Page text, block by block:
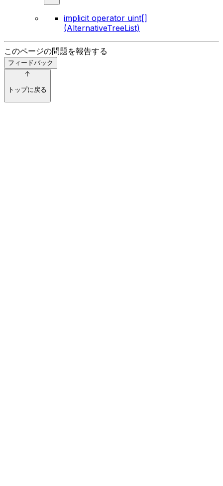
implicit operator uint[]
(AlternativeTreeList)
このページの問題を報告する
フィードバック
トップに戻る